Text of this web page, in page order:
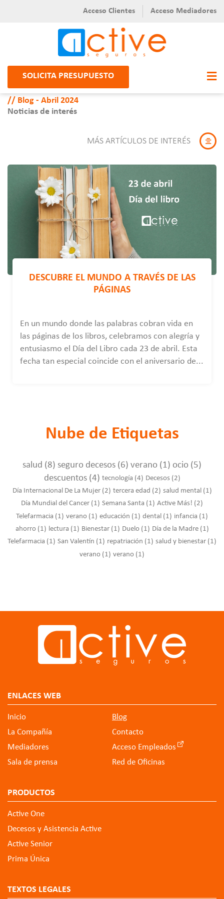
Acceso Clientes Acceso Mediadores
SOLICITA PRESUPUESTO
Blog - Abril 2024
Noticias de interés
MÁS ARTÍCULOS DE INTERÉS
DESCUBRE EL MUNDO A TRAVÉS DE LAS
PÁGINAS
En un mundo donde las palabras cobran vida en
las páginas de los libros, celebramos con alegría y
entusiasmo el Día del Libro cada 23 de abril. Esta
fecha tan especial coincide con el aniversario de...
Nube de Etiquetas
salud (8) seguro decesos (6) verano (1) ocio (5)
descuentos (4) tecnología (4) Decesos (2)
Día Internacional De La Mujer (2) tercera edad (2) salud mental (1)
Día Mundial del Cancer (1) Semana Santa (1) Active Más! (2)
Telefarmacia (1) verano (1) educación (1) dental (1) infancia (1)
ahorro (1) lectura (1) Bienestar (1) Duelo (1) Día de la Madre (1)
Telefarmacia (1) San Valentín (1) repatriación (1) salud y bienestar (1)
verano (1) verano (1)
ENLACES WEB
Inicio
La Compañía
Mediadores
Sala de prensa
Blog
Contacto
Acceso Empleados
Red de Oficinas
PRODUCTOS
Active One
Decesos y Asistencia Active
Active Senior
Prima Única
TEXTOS LEGALES